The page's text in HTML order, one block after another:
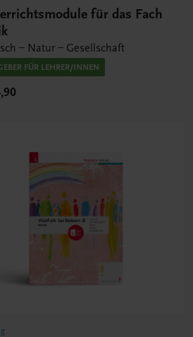
für das Fach
– Natur – Gesellschaft
FÜR LEHRER/INNEN